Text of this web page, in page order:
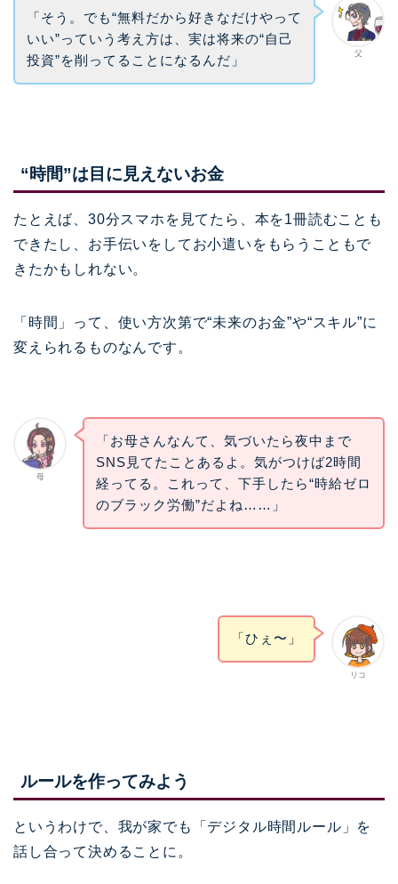
父
「そう。でも“無料だから好きなだけやって
いい”っていう考え方は、実は将来の“自己
投資”を削ってることになるんだ」
“時間”は目に見えないお金
たとえば、30分スマホを見てたら、本を1冊読むことも
できたし、お手伝いをしてお小遣いをもらうこともで
きたかもしれない。
「時間」って、使い方次第で“未来のお金”や“スキル”に
変えられるものなんです。
母
「お母さんなんて、気づいたら夜中まで
SNS見てたことあるよ。気がつけば2時間
経ってる。これって、下手したら“時給ゼロ
のブラック労働”だよね……」
リコ
「ひぇ〜」
ルールを作ってみよう
というわけで、我が家でも「デジタル時間ルール」を
話し合って決めることに。